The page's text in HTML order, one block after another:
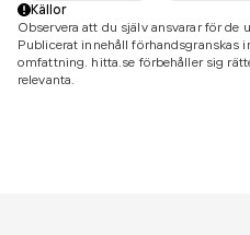
Källor
Observera att du själv ansvarar för de
Publicerat innehåll förhandsgranskas
omfattning. hitta.se förbehåller sig
relevanta.